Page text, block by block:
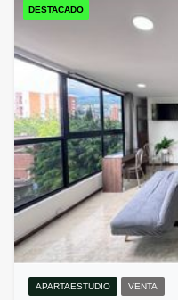
DESTACADO
APARTAESTUDIO VENTA